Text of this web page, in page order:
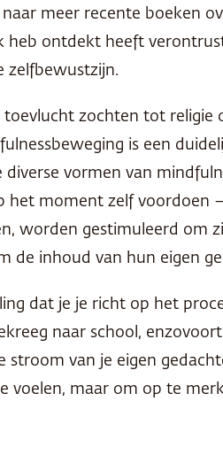
meer recente boeken
ontdekt heeft
zelfbewustzijn.
zochten tot religie
is een
vormen van
het moment zelf voordoen
worden gestimuleerd
de inhoud van hun eigen
dat je je richt op het
naar school,
van je eigen
voelen, maar om op te